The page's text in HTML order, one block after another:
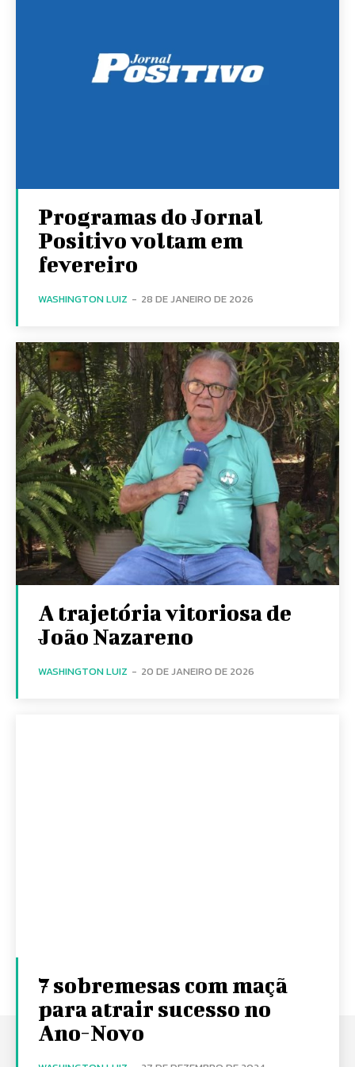
Programas do Jornal
Positivo voltam em
fevereiro
WASHINGTON LUIZ - 28 DE JANEIRO DE 2026
A trajetória vitoriosa de
João Nazareno
WASHINGTON LUIZ - 20 DE JANEIRO DE 2026
7 sobremesas com maçã
para atrair sucesso no
Ano-Novo